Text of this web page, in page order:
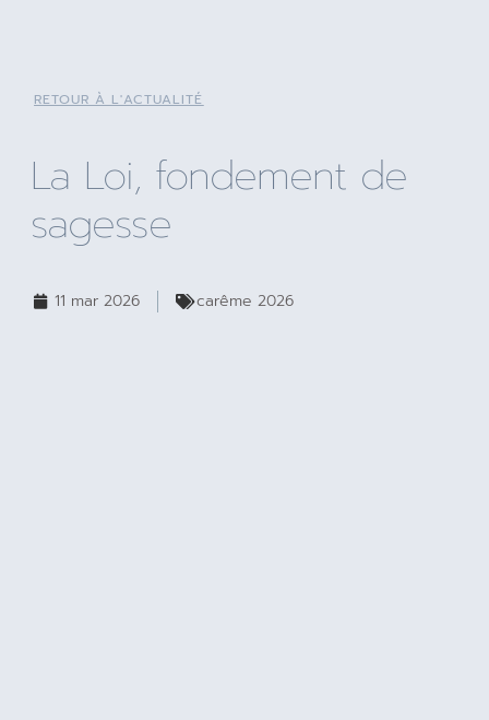
RETOUR À L'ACTUALITÉ
La Loi, fondement de
sagesse
11 mar 2026 carême 2026